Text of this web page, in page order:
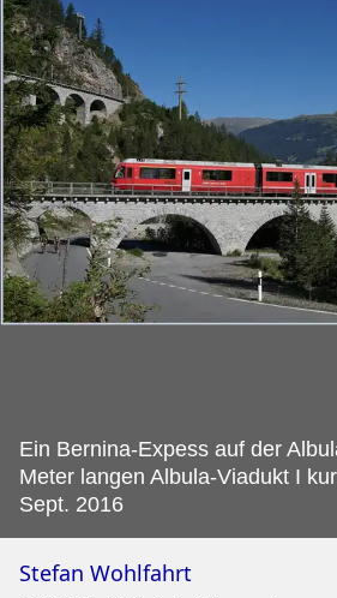
Ein Bernina-Expess auf der
Meter langen Albula-Viadukt I
Sept. 2016
Stefan Wohlfahrt